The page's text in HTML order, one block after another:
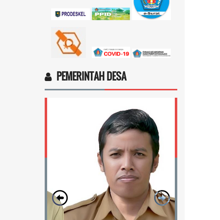
sosial dari pemerintah...selengkapnya
17 November 2025 11:18:28
4vptP... selengkapnya
PEMERINTAH DESA